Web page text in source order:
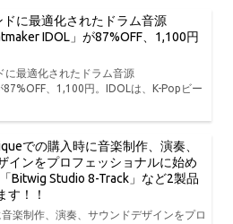
ドに最適化されたドラム音源
IDOL」が87%OFF、1,100円
に最適化されたドラム音源
、1,100円。IDOLは、K-Popビー
での購入時に音楽制作、演奏、
インをプロフェッショナルに始め
Bitwig Studio 8-Track」など2製品
す！！
楽制作、演奏、サウンドデザインをプロ